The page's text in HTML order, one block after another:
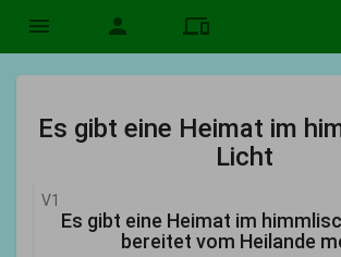
menu person devices
Es gibt eine Heimat im
Licht
V1
Es gibt eine Heimat im
bereitet vom Heilande